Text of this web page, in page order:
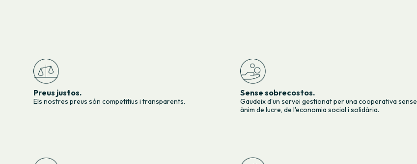
Preus justos.
Els nostres preus són competitius i transparents.
Sense sobrecostos.
Gaudeix d'un servei gestionat per una cooperativa sense
ànim de lucre, de l'economia social i solidària.